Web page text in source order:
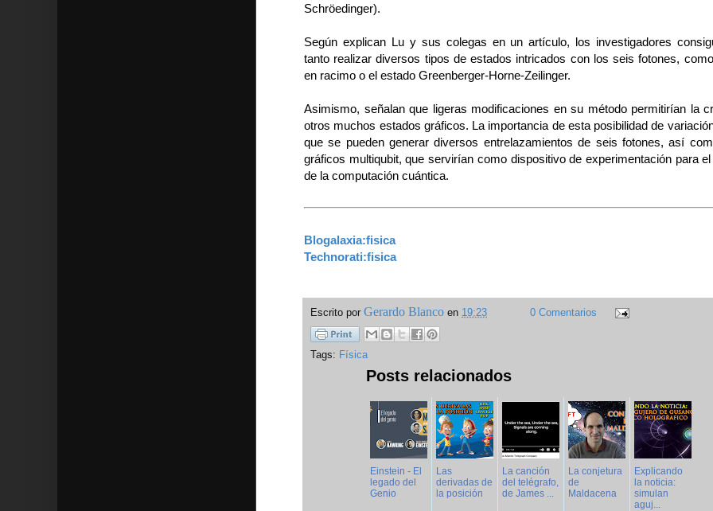
Schröedinger).
Según explican Lu y sus colegas en un artículo, los investigadores
tanto realizar diversos tipos de estados intricados con los seis fotones,
en racimo o el estado Greenberger-Horne-Zeilinger.
Asimismo, señalan que ligeras modificaciones en su método permitirían la
otros muchos estados gráficos. La importancia de esta posibilidad de
que se pueden generar diversos entrelazamientos de seis fotones, así
gráficos multiqubit, que servirían como dispositivo de experimentación para
de la computación cuántica.
Blogalaxia:fisica
Technorati:fisica
Escrito por Gerardo Blanco en 19:23 0 Comentarios
Tags: Física
Posts relacionados
Einstein - El
legado del
Genio
Las
derivadas de
la posición
La canción
del telégrafo,
de James ...
La conjetura
de
Maldacena
Explicando
la noticia:
simulan
aguj...